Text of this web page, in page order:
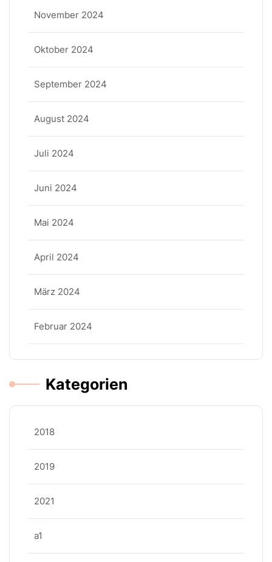
November 2024
Oktober 2024
September 2024
August 2024
Juli 2024
Juni 2024
Mai 2024
April 2024
März 2024
Februar 2024
Kategorien
2018
2019
2021
a1